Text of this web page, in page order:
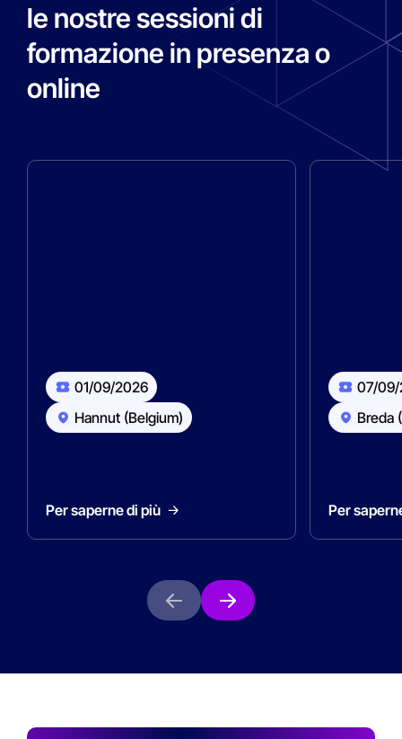
le nostre sessioni di
formazione in presenza o
online
01/09/2026
Hannut (Belgium)
Per saperne di più
07/
Breda
Per